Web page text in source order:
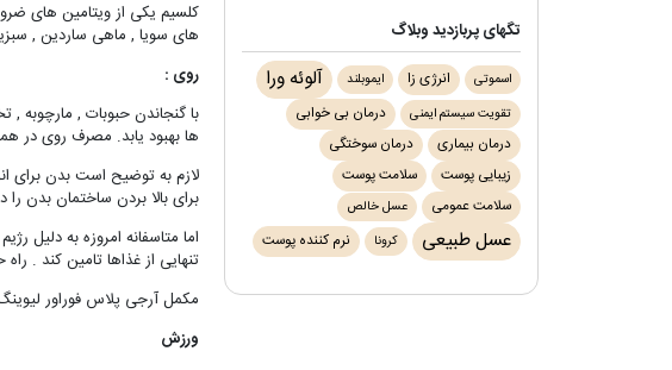
تگ‎های پربازدید وبلاگ
اسموتی انرژی زا ایموبلند آلوئه ورا
تقویت سیستم ایمنی
درمان بی خوابی
درمان بیماری
درمان سوختگی
زیبایی پوست
سلامت پوست
سلامت عمومی
عسل خالص
عسل طبیعی کرونا نرم کننده پوست
کلسیم یکی از ویتامین های
های سویا , ماهی ساردین ,
روی :
با گنجاندن حبوبات ,
ها بهبود یابد. مصرف روی در
لازم به توضیح است بدن برای
برای بالا بردن ساختمان بدن را
اما متاسفانه امروزه به دلیل
تنهایی از غذاها تامین کند .
مکمل آرجی پلاس فوراور
ورزش